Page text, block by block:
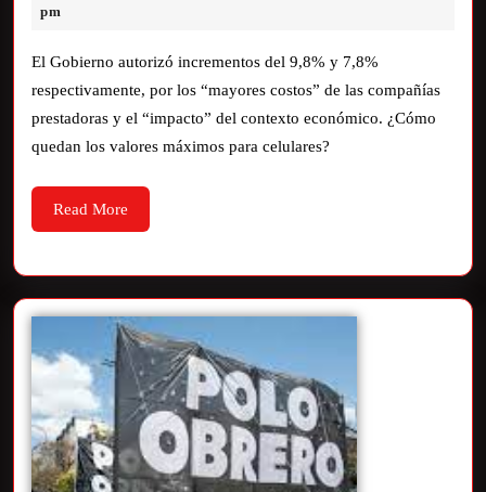
pm
El Gobierno autorizó incrementos del 9,8% y 7,8%
respectivamente, por los “mayores costos” de las compañías
prestadoras y el “impacto” del contexto económico. ¿Cómo
quedan los valores máximos para celulares?
Read More